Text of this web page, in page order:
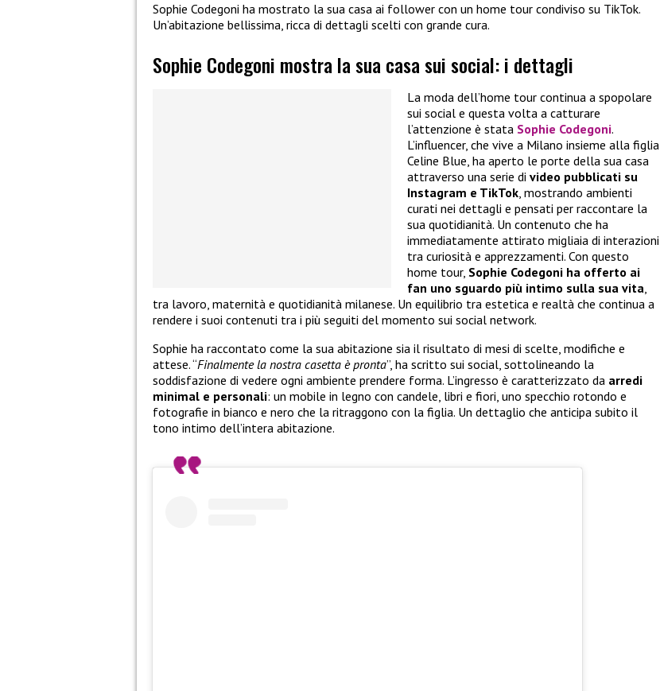
Sophie Codegoni ha mostrato la sua casa ai follower con un home tour condiviso su TikTok.
Un’abitazione bellissima, ricca di dettagli scelti con grande cura.
Sophie Codegoni mostra la sua casa sui social: i dettagli
La moda dell’home tour continua a spopolare
sui social e questa volta a catturare
l’attenzione è stata Sophie Codegoni.
L’influencer, che vive a Milano insieme alla figlia
Celine Blue, ha aperto le porte della sua casa
attraverso una serie di video pubblicati su
Instagram e TikTok, mostrando ambienti
curati nei dettagli e pensati per raccontare la
sua quotidianità. Un contenuto che ha
immediatamente attirato migliaia di interazioni
tra curiosità e apprezzamenti. Con questo
home tour, Sophie Codegoni ha offerto ai
fan uno sguardo più intimo sulla sua vita,
tra lavoro, maternità e quotidianità milanese. Un equilibrio tra estetica e realtà che continua a
rendere i suoi contenuti tra i più seguiti del momento sui social network.
Sophie ha raccontato come la sua abitazione sia il risultato di mesi di scelte, modifiche e
attese. “Finalmente la nostra casetta è pronta”, ha scritto sui social, sottolineando la
soddisfazione di vedere ogni ambiente prendere forma. L’ingresso è caratterizzato da arredi
minimal e personali: un mobile in legno con candele, libri e fiori, uno specchio rotondo e
fotografie in bianco e nero che la ritraggono con la figlia. Un dettaglio che anticipa subito il
tono intimo dell’intera abitazione.